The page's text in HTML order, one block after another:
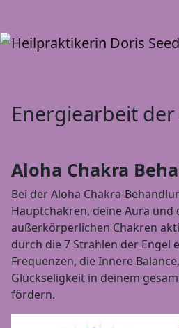
Energiearbeit
Aloha Chakra
Bei der Aloha Chakra-
Hauptchakren, deine Aura und
außerkörperlichen Chakren
durch die 7 Strahlen der Engel
Frequenzen, die Innere
Glückseligkeit in deinem
fördern.